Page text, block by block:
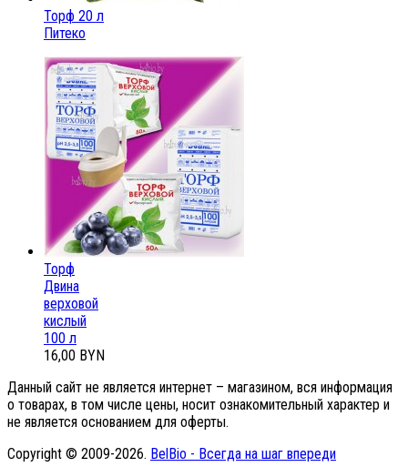
Торф 20 л
Питеко
Торф
Двина
верховой
кислый
100 л
16,00 BYN
Данный сайт не является интернет – магазином, вся информация
о товарах, в том числе цены, носит ознакомительный характер и
не является основанием для оферты.
Copyright © 2009-2026. BelBio - Всегда на шаг впереди